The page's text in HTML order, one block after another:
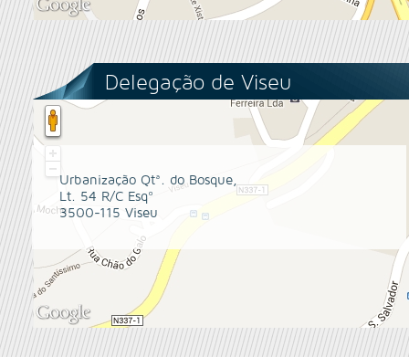
Delegação de Viseu
Urbanização Qtª. do Bosque,
Lt. 54 R/C Esqº
3500-115 Viseu